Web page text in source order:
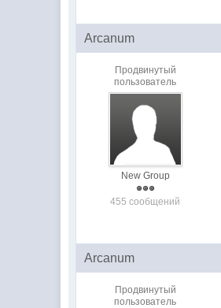
Arcanum
Продвинутый
пользователь
New Group
455 сообщений
Arcanum
Продвинутый
пользователь